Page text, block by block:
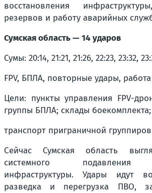
восстановления
резервов и работу аварийных
Сумская область — 14 ударов
Сумы: 20:14, 21:21, 21:26, 22:23, 23:32,
FPV, БПЛА, повторные удары,
Цели: пункты управления FPV-
группы БПЛА; склады
транспорт приграничной
Сейчас Сумская область
системного подавления
инфраструктуры. Удары идут
разведка и перегрузка ПВО,